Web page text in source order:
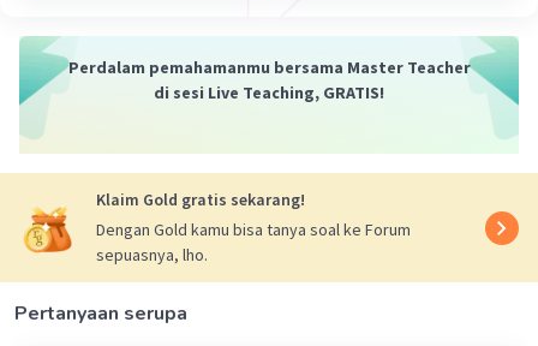
Perdalam pemahamanmu bersama Master Teacher
di sesi Live Teaching, GRATIS!
Klaim Gold gratis sekarang!
Dengan Gold kamu bisa tanya soal ke Forum
sepuasnya, lho.
Pertanyaan serupa